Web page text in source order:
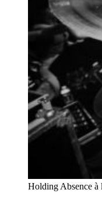
Holding Absence